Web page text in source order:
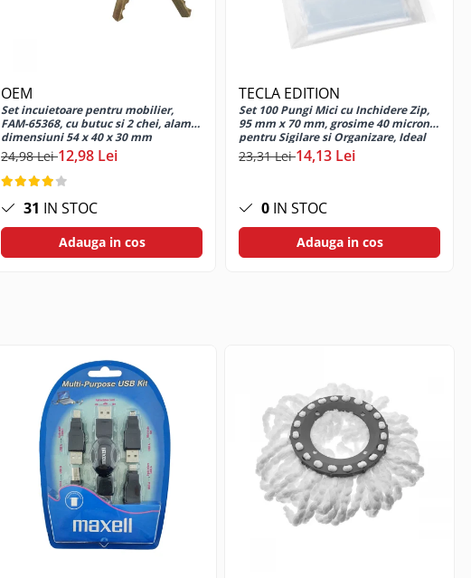
OEM
Set incuietoare pentru mobilier,
FAM-65368, cu butuc si 2 chei, alama,
dimensiuni 54 x 40 x 30 mm
24,98 Lei12,98 Lei
31 IN STOC
Adauga in cos
TECLA EDITION
Set 100 Pungi Mici cu Inchidere Zip,
95 mm x 70 mm, grosime 40 microni,
pentru Sigilare si Organizare, Ideal
pentru Portii Alimentare, Bijuterii si
Piese Mici, din Material Plastic de
23,31 Lei14,13 Lei
0 IN STOC
Adauga in cos